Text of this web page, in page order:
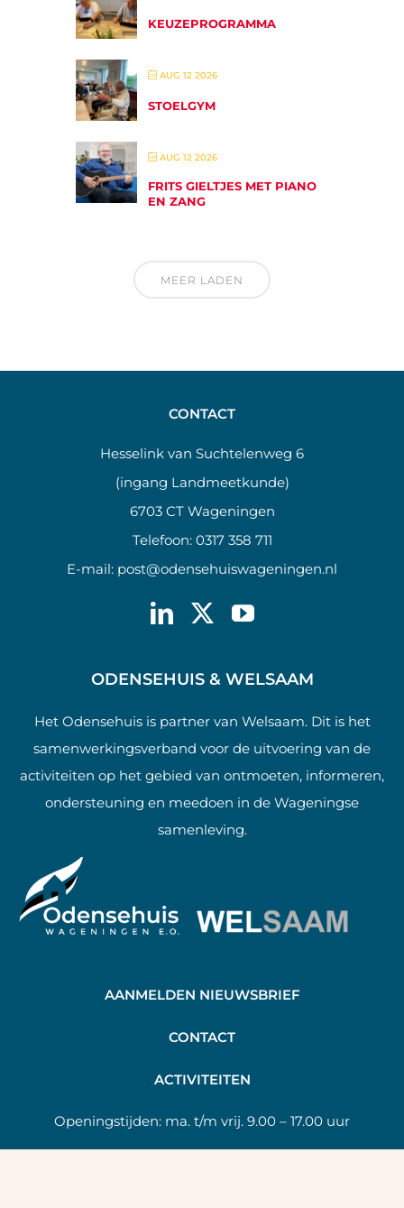
KEUZEPROGRAMMA
AUG 12 2026
STOELGYM
AUG 12 2026
FRITS GIELTJES MET PIANO
EN ZANG
MEER LADEN
CONTACT
Hesselink van Suchtelenweg 6
(ingang Landmeetkunde)
6703 CT Wageningen
Telefoon: 0317 358 711
E-mail: post@odensehuiswageningen.nl
ODENSEHUIS & WELSAAM
Het Odensehuis is partner van Welsaam. Dit is het
samenwerkingsverband voor de uitvoering van de
activiteiten op het gebied van ontmoeten, informeren,
ondersteuning en meedoen in de Wageningse
samenleving.
AANMELDEN NIEUWSBRIEF
CONTACT
ACTIVITEITEN
Openingstijden: ma. t/m vrij. 9.00 – 17.00 uur